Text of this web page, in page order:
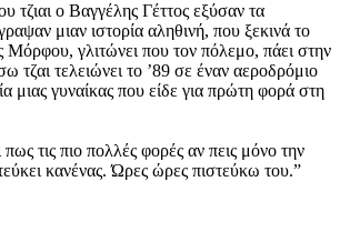
τζιαι ο Βαγγέλης Γέττος εξύσαν τα
μιαν ιστορία αληθινή, που ξεκινά το
Μόρφου, γλιτώνει που τον πόλεμο, πάει στην
τζαι τελειώνει το ’89 σε έναν αεροδρόμιο
μιας γυναίκας που είδε για πρώτη φορά στη
τις πιο πολλές φορές αν πεις μόνο την
κανένας. Ώρες ώρες πιστεύκω του.”